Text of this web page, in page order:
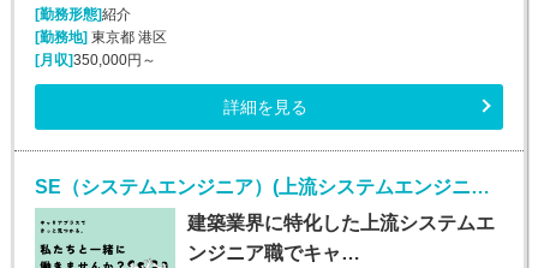
[勤務形態]紹介
[勤務地] 東京都 港区
[月収]350,000円～
詳細を見る
SE（システムエンジニア）(上流システムエンジニア/正社員)
建築業界に特化した上流システムエ
ンジニア職でキャ…